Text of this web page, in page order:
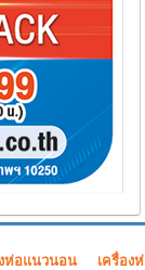
ห่อแนวนอน เครื่อง